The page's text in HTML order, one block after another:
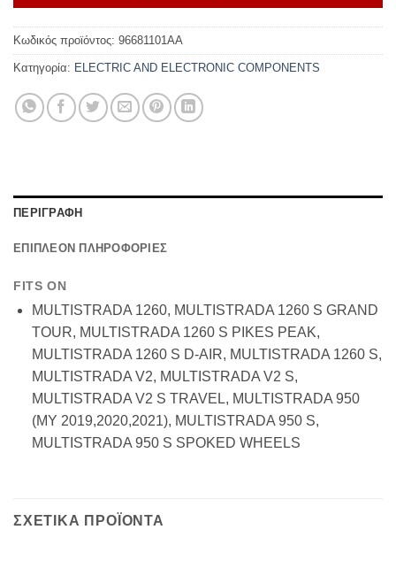
Κωδικός προϊόντος: 96681101AA
Κατηγορία: ELECTRIC AND ELECTRONIC COMPONENTS
ΠΕΡΙΓΡΑΦΗ
ΕΠΙΠΛΕΟΝ ΠΛΗΡΟΦΟΡΙΕΣ
FITS ON
MULTISTRADA 1260, MULTISTRADA 1260 S GRAND
TOUR, MULTISTRADA 1260 S PIKES PEAK,
MULTISTRADA 1260 S D-AIR, MULTISTRADA 1260 S,
MULTISTRADA V2, MULTISTRADA V2 S,
MULTISTRADA V2 S TRAVEL, MULTISTRADA 950
(MY 2019,2020,2021), MULTISTRADA 950 S,
MULTISTRADA 950 S SPOKED WHEELS
ΣΧΕΤΙΚΑ ΠΡΟΪΟΝΤΑ